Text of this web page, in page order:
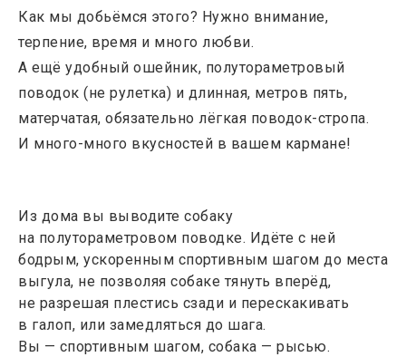
Как мы добьёмся этого? Нужно внимание,
терпение, время и много любви.
А ещё удобный ошейник, полутораметровый
поводок (не рулетка) и длинная, метров пять,
матерчатая, обязательно лёгкая поводок-стропа.
И много-много вкусностей в вашем кармане!
Из дома вы выводите собаку
на полутораметровом поводке. Идёте с ней
бодрым, ускоренным спортивным шагом до места
выгула, не позволяя собаке тянуть вперёд,
не разрешая плестись сзади и перескакивать
в галоп, или замедляться до шага.
Вы — спортивным шагом, собака — рысью.